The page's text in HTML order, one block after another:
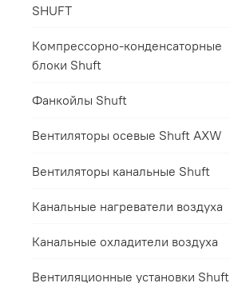
SHUFT
Компрессорно-конденсаторные
блоки Shuft
Фанкойлы Shuft
Вентиляторы осевые Shuft AXW
Вентиляторы канальные Shuft
Канальные нагреватели воздуха
Канальные охладители воздуха
Вентиляционные установки Shuft